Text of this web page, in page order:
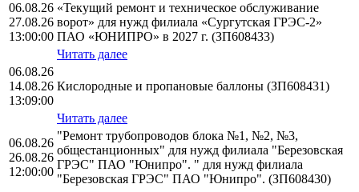
06.08.26
27.08.26
13:00:00
«Текущий ремонт и техническое обслуживание
ворот» для нужд филиала «Сургутская ГРЭС-2»
ПАО «ЮНИПРО» в 2027 г. (ЗП608433)
Читать далее
06.08.26
14.08.26
13:09:00
Кислородные и пропановые баллоны (ЗП608431)
Читать далее
06.08.26
26.08.26
12:00:00
"Ремонт трубопроводов блока №1, №2, №3,
общестанционных" для нужд филиала "Березовская
ГРЭС" ПАО "Юнипро". " для нужд филиала
"Березовская ГРЭС" ПАО "Юнипро". (ЗП608430)